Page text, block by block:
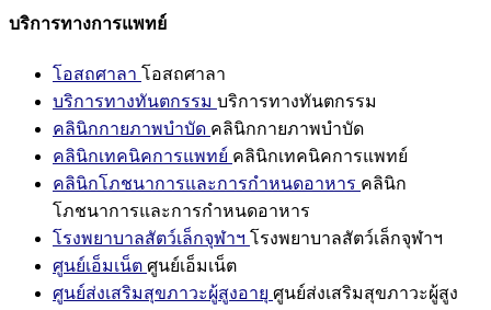
บริการทางการแพทย์
โอสถศาลา โอสถศาลา
บริการทางทันตกรรม บริการทางทันตกรรม
คลินิกกายภาพบำบัด คลินิกกายภาพบำบัด
คลินิกเทคนิคการแพทย์ คลินิกเทคนิคการแพทย์
คลินิกโภชนาการและการกำหนดอาหาร คลินิก
โภชนาการและการกำหนดอาหาร
โรงพยาบาลสัตว์เล็กจุฬาฯ โรงพยาบาลสัตว์เล็กจุฬาฯ
ศูนย์เอ็มเน็ต ศูนย์เอ็มเน็ต
ศูนย์ส่งเสริมสุขภาวะผู้สูงอายุ ศูนย์ส่งเสริมสุขภาวะผู้สูง